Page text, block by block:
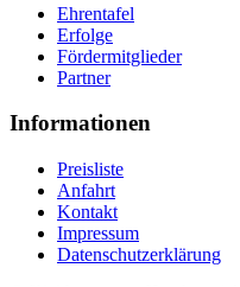
Ehrentafel
Erfolge
Fördermitglieder
Partner
Informationen
Preisliste
Anfahrt
Kontakt
Impressum
Datenschutzerklärung